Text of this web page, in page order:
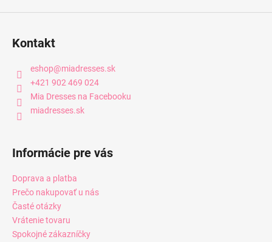
Kontakt
eshop@miadresses.sk
+421 902 469 024
Mia Dresses na Facebooku
miadresses.sk
Informácie pre vás
Doprava a platba
Prečo nakupovať u nás
Časté otázky
Vrátenie tovaru
Spokojné zákazníčky